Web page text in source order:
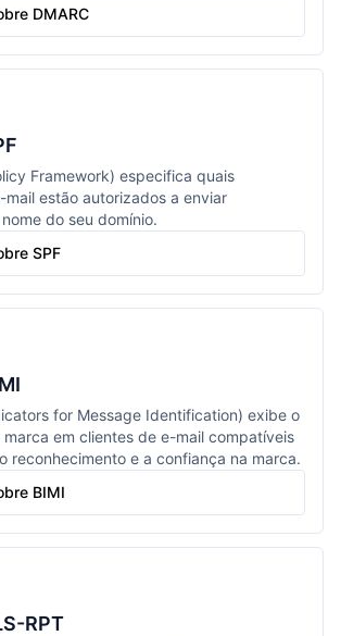
DMARC
Framework) especifica quais
mail estão autorizados a enviar
do seu domínio.
SPF
for Message Identification) exibe o
em clientes de e-mail compatíveis
reconhecimento e a confiança na marca.
BIMI
RPT